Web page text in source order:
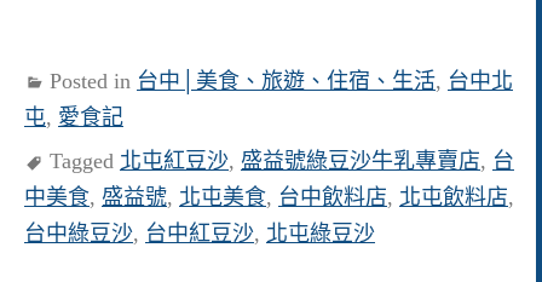
Posted in 台中│美食、旅遊、住宿、生活, 台中北
屯, 愛食記
Tagged 北屯紅豆沙, 盛益號綠豆沙牛乳專賣店, 台
中美食, 盛益號, 北屯美食, 台中飲料店, 北屯飲料店,
台中綠豆沙, 台中紅豆沙, 北屯綠豆沙